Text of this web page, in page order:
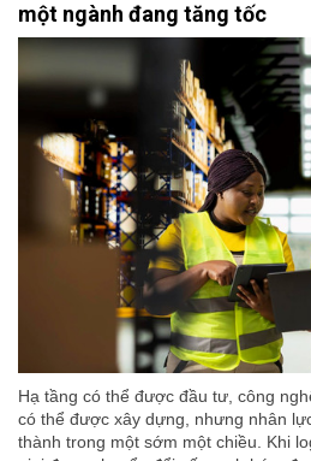
một ngành đang tăng tốc
Hạ tầng có thể được đầu tư, công
có thể được xây dựng, nhưng nhân
thành trong một sớm một chiều. Khi